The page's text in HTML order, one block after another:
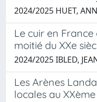
2024/2025 HUET,
Le cuir en
moitié du XXe
2024/2025 IBLED,
Les Arènes
locales au XXème